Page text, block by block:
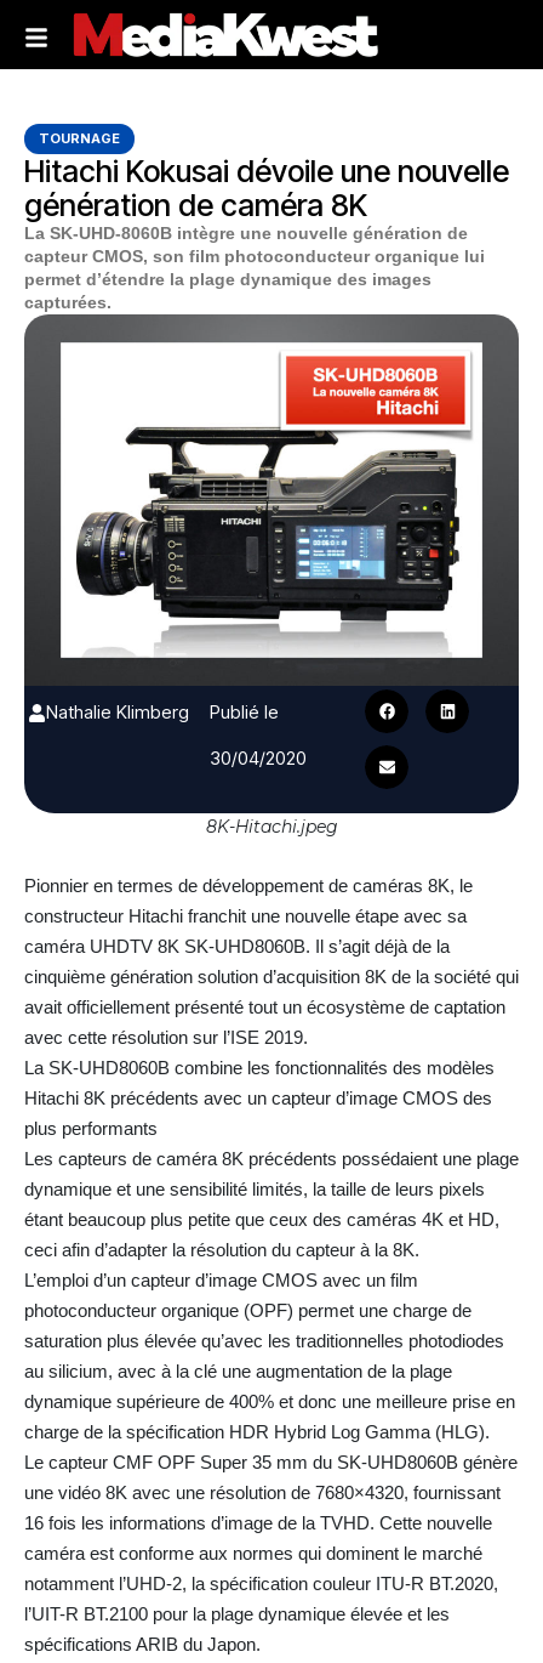
TOURNAGE
Hitachi Kokusai dévoile une nouvelle
génération de caméra 8K
La SK-UHD-8060B intègre une nouvelle génération de
capteur CMOS, son film photoconducteur organique lui
permet d’étendre la plage dynamique des images
capturées.
Nathalie Klimberg
Publié le
30/04/2020
8K-Hitachi.jpeg
Pionnier en termes de développement de caméras 8K, le
constructeur Hitachi franchit une nouvelle étape avec sa
caméra UHDTV 8K SK-UHD8060B. Il s’agit déjà de la
cinquième génération solution d’acquisition 8K de la société qui
avait officiellement présenté tout un écosystème de captation
avec cette résolution sur l’ISE 2019.
La SK-UHD8060B combine les fonctionnalités des modèles
Hitachi 8K précédents avec un capteur d’image CMOS des
plus performants
Les capteurs de caméra 8K précédents possédaient une plage
dynamique et une sensibilité limités, la taille de leurs pixels
étant beaucoup plus petite que ceux des caméras 4K et HD,
ceci afin d’adapter la résolution du capteur à la 8K.
L’emploi d’un capteur d’image CMOS avec un film
photoconducteur organique (OPF) permet une charge de
saturation plus élevée qu’avec les traditionnelles photodiodes
au silicium, avec à la clé une augmentation de la plage
dynamique supérieure de 400% et donc une meilleure prise en
charge de la spécification HDR Hybrid Log Gamma (HLG).
Le capteur CMF OPF Super 35 mm du SK-UHD8060B génère
une vidéo 8K avec une résolution de 7680×4320, fournissant
16 fois les informations d’image de la TVHD. Cette nouvelle
caméra est conforme aux normes qui dominent le marché
notamment l’UHD-2, la spécification couleur ITU-R BT.2020,
l’UIT-R BT.2100 pour la plage dynamique élevée et les
spécifications ARIB du Japon.